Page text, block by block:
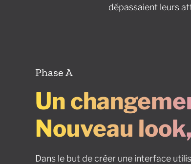
dépassaient leurs
Phase A
Un
Nouveau
Dans le but de créer une interface